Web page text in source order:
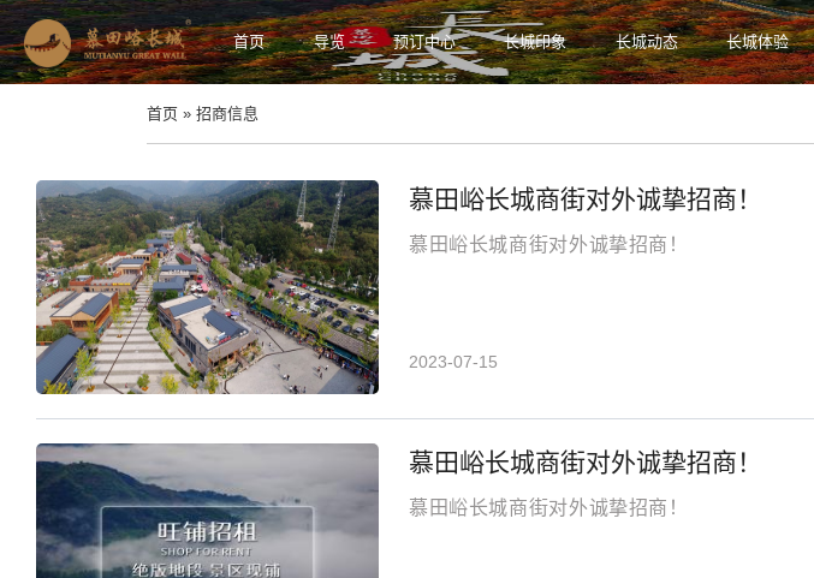
首页 导览 预订中心 长城印象 长城动态 长城体验
首页 » 招商信息
慕田峪长城商街对外诚挚招商！
慕田峪长城商街对外诚挚招商！
2023-07-15
慕田峪长城商街对外诚挚招商！
慕田峪长城商街对外诚挚招商！